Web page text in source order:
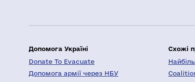
Допомога Україні
Donate To Evacuate
Допомога армії через НБУ
Схожі